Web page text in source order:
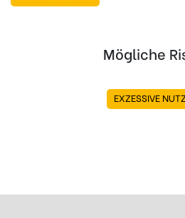
Mögliche
EXZESSIVE